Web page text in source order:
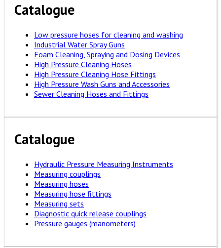
Catalogue
Low pressure hoses for cleaning and washing
Industrial Water Spray Guns
Foam Cleaning, Spraying and Dosing Devices
High Pressure Cleaning Hoses
High Pressure Cleaning Hose Fittings
High Pressure Wash Guns and Accessories
Sewer Cleaning Hoses and Fittings
Catalogue
Hydraulic Pressure Measuring Instruments
Measuring couplings
Measuring hoses
Measuring hose fittings
Measuring sets
Diagnostic quick release couplings
Pressure gauges (manometers)